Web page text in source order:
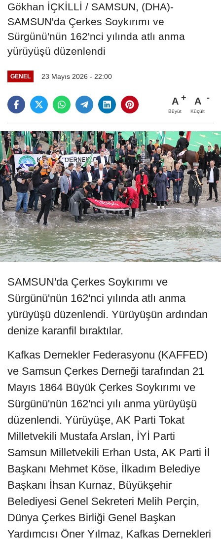
Gökhan İÇKİLLİ / SAMSUN, (DHA)-
SAMSUN'da Çerkes Soykırımı ve
Sürgünü'nün 162'nci yılında atlı anma
yürüyüşü düzenlendi
GENEL 23 Mayıs 2026 - 22:00
A
Büyüt
A
Küçült
SAMSUN'da Çerkes Soykırımı ve
Sürgünü'nün 162'nci yılında atlı anma
yürüyüşü düzenlendi. Yürüyüşün ardından
denize karanfil bıraktılar.
Kafkas Dernekler Federasyonu (KAFFED)
ve Samsun Çerkes Derneği tarafından 21
Mayıs 1864 Büyük Çerkes Soykırımı ve
Sürgünü'nün 162'nci yılı anma yürüyüşü
düzenlendi. Yürüyüşe, AK Parti Tokat
Milletvekili Mustafa Arslan, İYİ Parti
Samsun Milletvekili Erhan Usta, AK Parti İl
Başkanı Mehmet Köse, İlkadım Belediye
Başkanı İhsan Kurnaz, Büyükşehir
Belediyesi Genel Sekreteri Melih Perçin,
Dünya Çerkes Birliği Genel Başkan
Yardımcısı Öner Yılmaz, Kafkas Dernekleri